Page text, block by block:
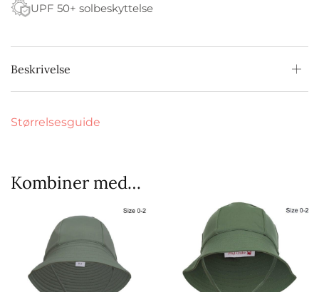
UPF 50+ solbeskyttelse
Beskrivelse
Størrelsesguide
Kombiner med…